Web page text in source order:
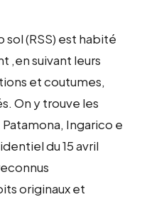
sol (RSS) est habité
,en suivant leurs
et coutumes,
On y trouve les
Ingarico e
du 15 avril
originaux et